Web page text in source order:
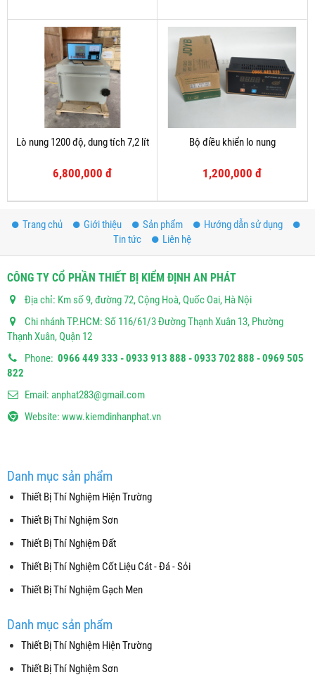
Lò nung 1200 độ, dung tích 7,2 lít
6,800,000 đ
Bộ điều khiển lo nung
1,200,000 đ
Trang chủ Giới thiệu Sản phẩm
Hướng dẫn sử dụng
Tin tức
Liên hệ
CÔNG TY CỔ PHẦN THIẾT BỊ KIỂM ĐỊNH AN PHÁT
Địa chỉ: Km số 9, đường 72, Cộng Hoà, Quốc Oai, Hà Nội
Chi nhánh TP.HCM: Số 116/61/3 Đường Thạnh Xuân 13, Phường
Thạnh Xuân, Quận 12
Phone: 0966 449 333 - 0933 913 888 - 0933 702 888 - 0969 505
822
Email: anphat283@gmail.com
Website: www.kiemdinhanphat.vn
Danh mục sản phẩm
Thiết Bị Thí Nghiệm Hiện Trường
Thiết Bị Thí Nghiệm Sơn
Thiết Bị Thí Nghiệm Đất
Thiết Bị Thí Nghiệm Cốt Liệu Cát - Đá - Sỏi
Thiết Bị Thí Nghiệm Gạch Men
Danh mục sản phẩm
Thiết Bị Thí Nghiệm Hiện Trường
Thiết Bị Thí Nghiệm Sơn